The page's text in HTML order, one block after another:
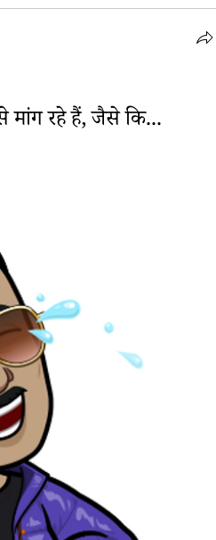
मांग रहे हैं, जैसे कि...